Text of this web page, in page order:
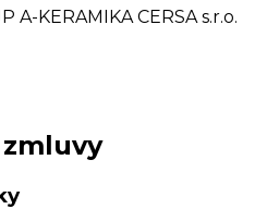
KERAMIKA CERSA s.r.o.